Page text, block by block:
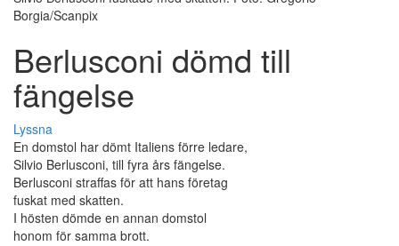
Borgia/Scanpix
Berlusconi dömd till
fängelse
Lyssna
En domstol har dömt Italiens förre ledare,
Silvio Berlusconi, till fyra års fängelse.
Berlusconi straffas för att hans företag
fuskat med skatten.
I hösten dömde en annan domstol
honom för samma brott.